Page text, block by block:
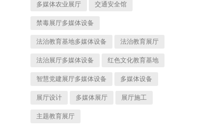
多媒体农业展厅 交通安全馆
禁毒展厅多媒体设备
法治教育基地多媒体设备 法治教育展厅
法治展厅多媒体设备 红色文化教育基地
智慧党建展厅多媒体设备 多媒体设备
展厅设计 多媒体展厅 展厅施工
主题教育展厅